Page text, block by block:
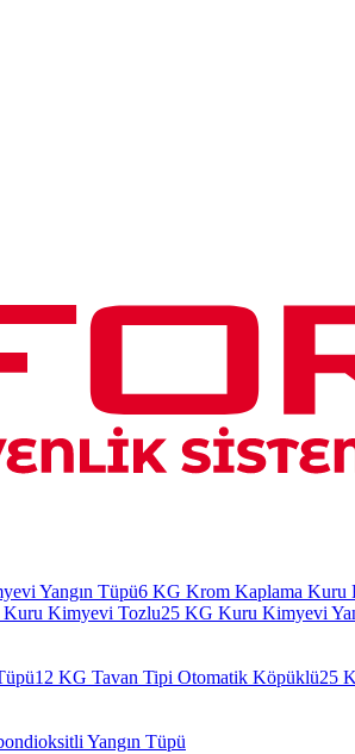
Yangın Tüpü6 KG Krom Kaplama Kuru
Kimyevi Tozlu25 KG Kuru Kimyevi
12 KG Tavan Tipi Otomatik Köpüklü25
Yangın Tüpü